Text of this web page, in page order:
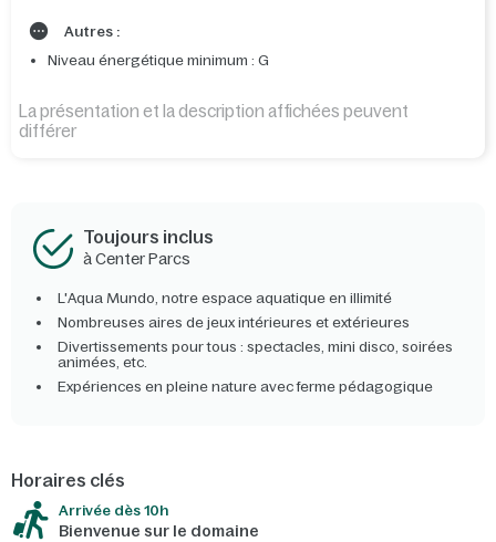
Autres :
Niveau énergétique minimum : G
La présentation et la description affichées peuvent
différer
Toujours inclus
à Center Parcs
L'Aqua Mundo, notre espace aquatique en illimité
Nombreuses aires de jeux intérieures et extérieures
Divertissements pour tous : spectacles, mini disco, soirées
animées, etc.
Expériences en pleine nature avec ferme pédagogique
Horaires clés
Arrivée dès 10h​
Bienvenue sur le domaine​